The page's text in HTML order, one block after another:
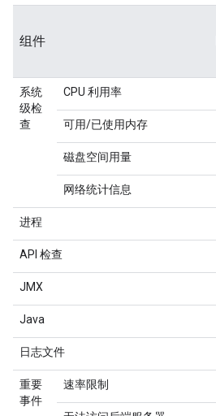
组件
系统
级检
查
CPU 利用率
可用/已使用内存
磁盘空间用量
网络统计信息
进程
API 检查
JMX
Java
日志文件
重要
事件
速率限制